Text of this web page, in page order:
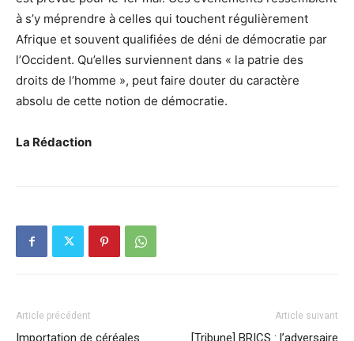
à s’y méprendre à celles qui touchent régulièrement
Afrique et souvent qualifiées de déni de démocratie par
l’Occident. Qu’elles surviennent dans « la patrie des
droits de l’homme », peut faire douter du caractère
absolu de cette notion de démocratie.
La Rédaction
Article précédent Article suivant